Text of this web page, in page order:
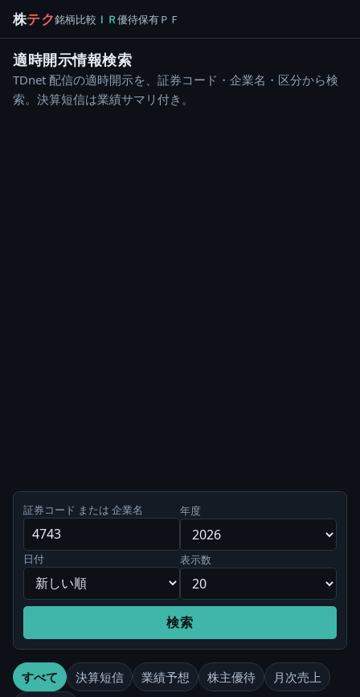
株テク銘柄比較 ＩＲ優待保有ＰＦ
適時開示情報検索
TDnet 配信の適時開示を、証券コード・企業名・区分から検
索。決算短信は業績サマリ付き。
証券コード または 企業名 年度
日付 表示数
検索
すべて 決算短信 業績予想 株主優待
月次売上